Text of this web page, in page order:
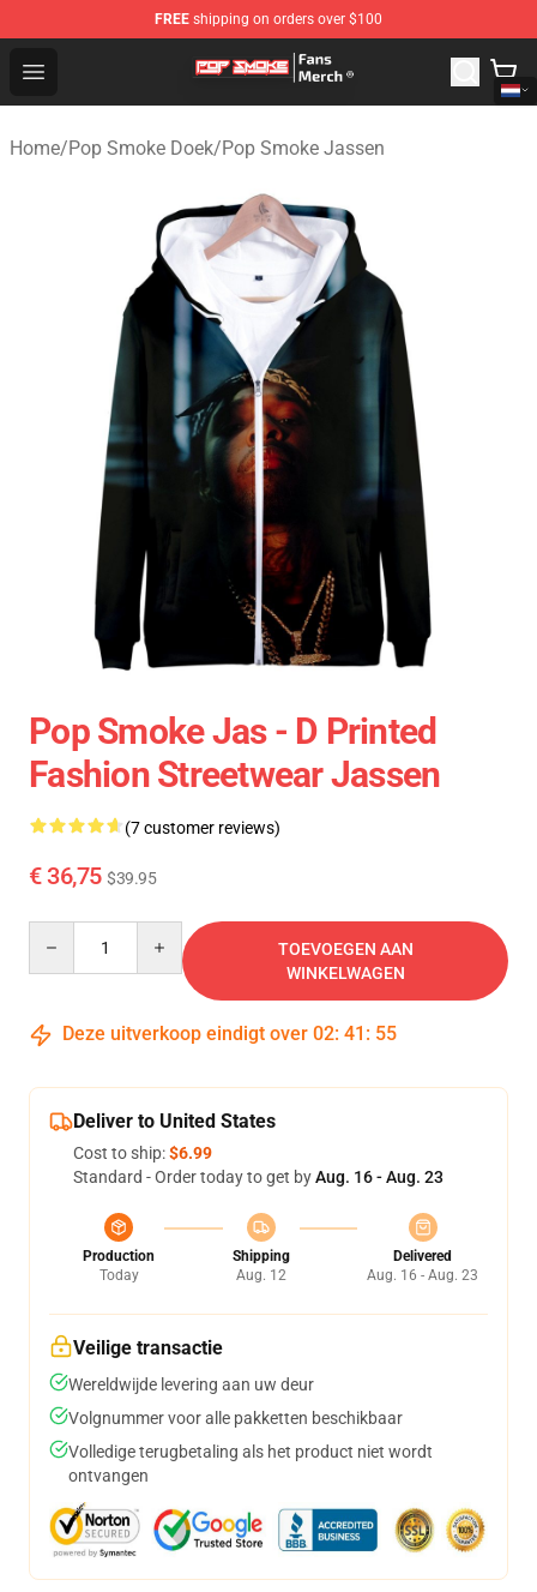
FREE shipping on orders over $100
Open menu
Pop Smoke Store - Official Pop Smoke Merchandise
Home/Pop Smoke Doek/Pop Smoke Jassen
Pop Smoke Jas - D Printed
Fashion Streetwear Jassen
(7 customer reviews)
€ 36,75 $39.95
TOEVOEGEN AAN
WINKELWAGEN
Deze uitverkoop eindigt over 02: 41 : 55
Deliver to United States
Cost to ship:$6.99
Standard - Order today to get byAug. 16 - Aug. 23
Production
Today
Shipping
Aug. 12
Delivered
Aug. 16 - Aug. 23
Veilige transactie
Wereldwijde levering aan uw deur
Volgnummer voor alle pakketten beschikbaar
Volledige terugbetaling als het product niet wordt
ontvangen